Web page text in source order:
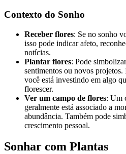
Contexto do Sonho
Receber flores: Se no sonho
isso pode indicar afeto,
notícias.
Plantar flores: Pode
sentimentos ou novos projetos.
você está investindo em algo
florescer.
Ver um campo de flores: Um
geralmente está associado a
abundância. Também pode
crescimento pessoal.
Sonhar com Plantas